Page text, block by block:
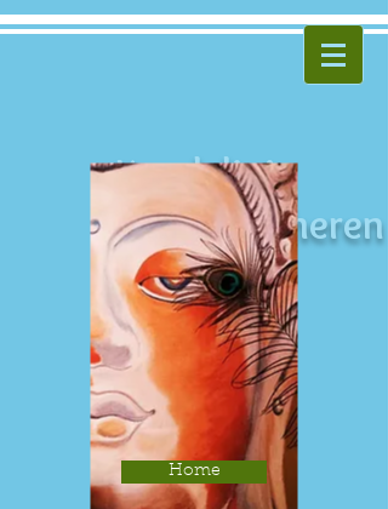
Kundalini
Yoga Walcheren
Home